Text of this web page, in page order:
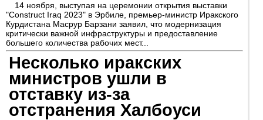
14 ноября, выступая на церемонии открытия выставки
"Construct Iraq 2023" в Эрбиле, премьер-министр Иракского
Курдистана Масрур Барзани заявил, что модернизация
критически важной инфраструктуры и предоставление
большего количества рабочих мест...
Несколько иракских
министров ушли в
отставку из-за
отстранения Халбоуси